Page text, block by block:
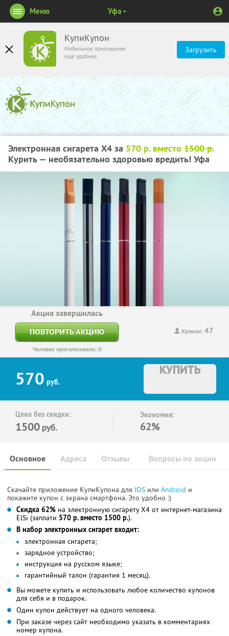
КупиКупон
Мобильное приложение
ещё удобнее
Загрузить
Меню Уфа
Электронная сигарета Х4 за 570 р. вместо 1500 р.
Курить — необязательно здоровью вредить! Уфа
Купили:47
Акция завершилась
ПОВТОРИТЬ АКЦИЮ
Человек проголосовало: 0
570 руб.
КУПИТЬ
Цена без скидки:
1500 руб.
Экономия:
62%
Основное Отзывы Вопросы по акции
Адреса
Скачайте приложение КупиКупона для IOS или Android и
покажите купон с экрана смартфона. Это удобно :)
Скидка 62% на электронную сигарету Х4 от интернет-магазина
ElSi (заплати 570 р. вместо 1500 р.).
В набор электронных сигарет входит:
электронная сигарета;
зарядное устройство;
инструкция на русском языке;
гарантийный талон (гарантия 1 месяц).
Вы можете купить и использовать любое количество купонов
для себя и в подарок.
Один купон действует на одного человека.
При заказе через сайт необходимо указать в комментариях
номер купона.